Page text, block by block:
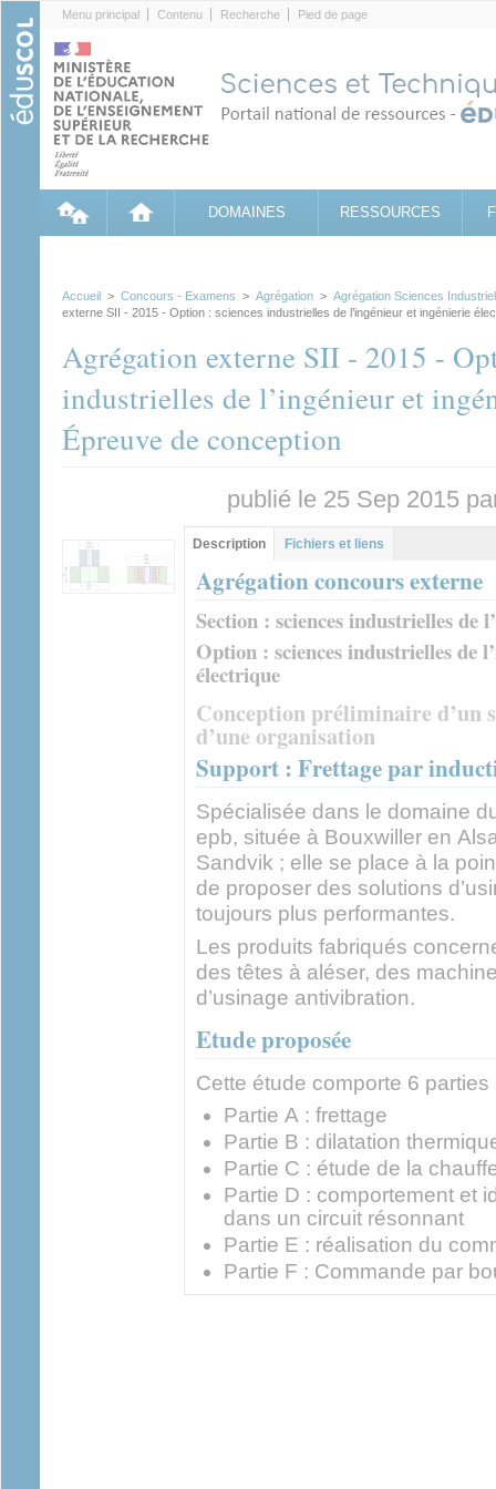
Menu principal Contenu Recherche Pied de page
DOMAINES RESSOURCES
Accueil > Concours - Examens > Agrégation > Agrégation Sciences
externe SII - 2015 - Option : sciences industrielles de l’ingénieur et ingénierie
Agrégation externe SII - 2015 -
industrielles de l’ingénieur et
Épreuve de conception
publié le 25 Sep 2015
Groupe principal
Description (onglet
actif)
Fichiers et liens
Agrégation concours externe
Section : sciences industrielles de
Option : sciences industrielles de
électrique
Conception préliminaire d’un
d’une organisation
Support : Frettage par
Spécialisée dans le domaine
epb, située à Bouxwiller en
Sandvik ; elle se place à la
de proposer des solutions
toujours plus performantes.
Les produits fabriqués
des têtes à aléser, des
d’usinage antivibration.
Etude proposée
Cette étude comporte 6 parties
Partie A : frettage
Partie B : dilatation
Partie C : étude de la
Partie D : comportement et
dans un circuit résonnant
Partie E : réalisation du
Partie F : Commande par